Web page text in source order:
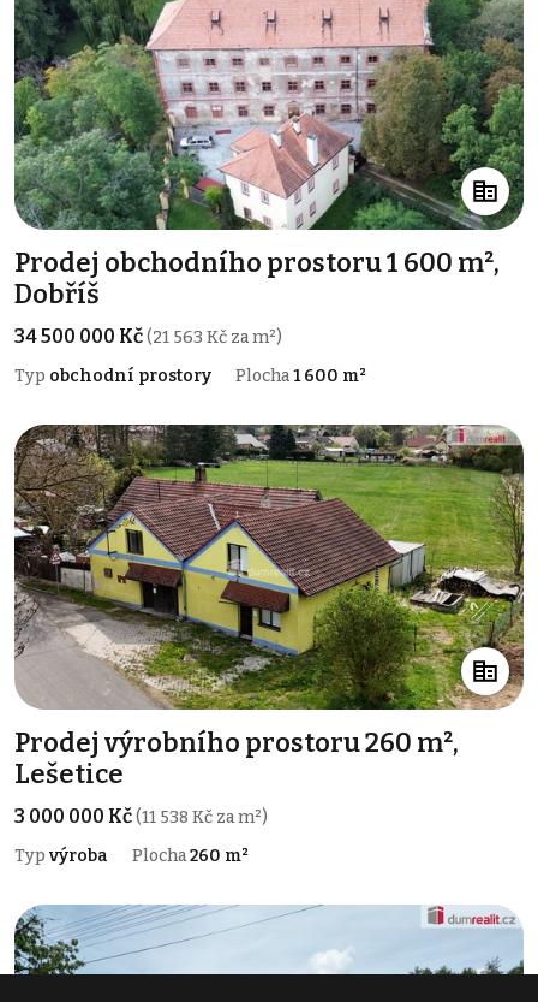
Prodej obchodního prostoru 1 600 m²,
Dobříš
34 500 000 Kč(21 563 Kč za m²)
Typ obchodní prostory Plocha1 600 m²
Prodej výrobního prostoru 260 m²,
Lešetice
3 000 000 Kč(11 538 Kč za m²)
Typ výroba Plocha260 m²